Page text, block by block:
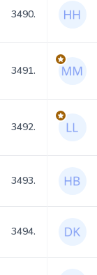
3490.
3491.
3492.
3493.
3494.